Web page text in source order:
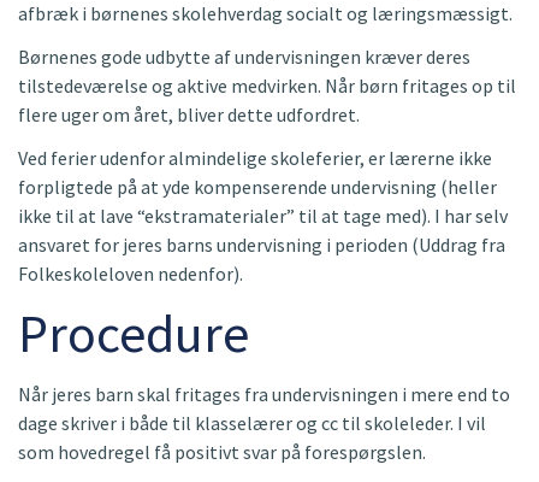
afbræk i børnenes skolehverdag socialt og læringsmæssigt.
Børnenes gode udbytte af undervisningen kræver deres
tilstedeværelse og aktive medvirken. Når børn fritages op til
flere uger om året, bliver dette udfordret.
Ved ferier udenfor almindelige skoleferier, er lærerne ikke
forpligtede på at yde kompenserende undervisning (heller
ikke til at lave “ekstramaterialer” til at tage med). I har selv
ansvaret for jeres barns undervisning i perioden (Uddrag fra
Folkeskoleloven nedenfor).
Procedure
Når jeres barn skal fritages fra undervisningen i mere end to
dage skriver i både til klasselærer og cc til skoleleder. I vil
som hovedregel få positivt svar på forespørgslen.